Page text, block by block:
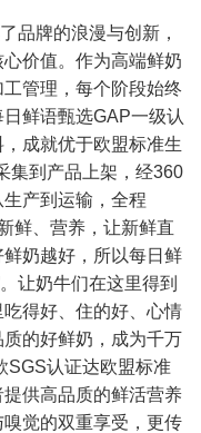
品牌的浪漫与创新，
价值。作为高端鲜奶
管理，每个阶段始终
鲜语甄选GAP一级认
成就优于欧盟标准生
集到产品上架，经360
产到运输，全程
鲜、营养，让新鲜直
奶越好，所以每日鲜
让奶牛们在这里得到
得好、住的好、心情
的好鲜奶，成为千万
SGS认证达欧盟标准
供高品质的鲜活营养
觉的双重享受，更传